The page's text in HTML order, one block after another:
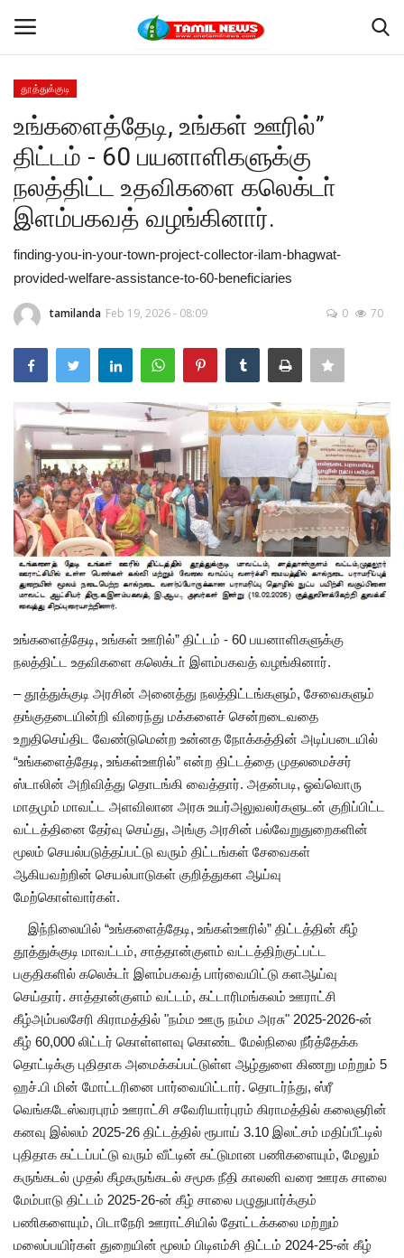
Home
தூத்துக்குடி
Contact
தமிழ்நாடு
இந்தியா
அரசியல்
தூத்துக்குடி
உங்களைத்தேடி, உங்கள் ஊரில்”
திட்டம் - 60 பயனாளிகளுக்கு
நலத்திட்ட உதவிகளை கலெக்டா்
இளம்பகவத் வழங்கினார்.
finding-you-in-your-town-project-collector-ilam-bhagwat-
provided-welfare-assistance-to-60-beneficiaries
tamilanda Feb 19, 2026 - 08:09 0 70
உங்களைத்தேடி, உங்கள் ஊரில்” திட்டம் - 60 பயனாளிகளுக்கு
நலத்திட்ட உதவிகளை கலெக்டா் இளம்பகவத் வழங்கினார்.
– தூத்துக்குடி அரசின் அனைத்து நலத்திட்டங்களும், சேவைகளும்
தங்குதடையின்றி விரைந்து மக்களைச் சென்றடைவதை
உறுதிசெய்திட வேண்டுமென்ற உன்னத நோக்கத்தின் அடிப்படையில்
“உங்களைத்தேடி, உங்கள்ஊரில்” என்ற திட்டத்தை முதலமைச்சர்
ஸ்டாலின் அறிவித்து தொடங்கி வைத்தார். அதன்படி, ஓவ்வொரு
மாதமும் மாவட்ட அளவிலான அரசு உயர்அலுவலர்களுடன் குறிப்பிட்ட
வட்டத்தினை தேர்வு செய்து, அங்கு அரசின் பல்வேறுதுறைகளின்
மூலம் செயல்படுத்தப்பட்டு வரும் திட்டங்கள் சேவைகள்
ஆகியவற்றின் செயல்பாடுகள் குறித்துகள ஆய்வு
மேற்கொள்வார்கள்.
இந்நிலையில் “உங்களைத்தேடி, உங்கள்ஊரில்” திட்டத்தின் கீழ்
தூத்துக்குடி மாவட்டம், சாத்தான்குளம் வட்டத்திற்குட்பட்ட
பகுதிகளில் கலெக்டா் இளம்பகவத் பார்வையிட்டு களஆய்வு
செய்தார். சாத்தான்குளம் வட்டம், கட்டாரிமங்கலம் ஊராட்சி
கீழ்அம்பலசேரி கிராமத்தில் "நம்ம ஊரு நம்ம அரசு" 2025-2026-ன்
கீழ் 60,000 லிட்டர் கொள்ளளவு கொண்ட மேல்நிலை நீர்த்தேக்க
தொட்டிக்கு புதிதாக அமைக்கப்பட்டுள்ள ஆழ்துளை கிணறு மற்றும் 5
ஹச்.பி மின் மோட்டரினை பார்வையிட்டார். தொடர்ந்து, ஸ்ரீ
வெங்கடேஸ்வரபுரம் ஊராட்சி சவேரியார்புரம் கிராமத்தில் கலைஞரின்
கனவு இல்லம் 2025-26 திட்டத்தில் ரூபாய் 3.10 இலட்சம் மதிப்பீட்டில்
புதிதாக கட்டப்பட்டு வரும் வீட்டின் கட்டுமான பணிகளையும், மேலும்
கருங்கடல் முதல் கீழகருங்கடல் சமூக நீதி காலனி வரை ஊரக சாலை
மேம்பாடு திட்டம் 2025-26-ன் கீழ் சாலை பழுதுபார்க்கும்
பணிகளையும், பிடாநேரி ஊராட்சியில் தோட்டக்கலை மற்றும்
மலைப்பயிர்கள் துறையின் மூலம் பிடிஎம்சி திட்டம் 2024-25-ன் கீழ்